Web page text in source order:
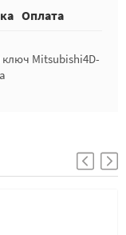
Оплата
Mitsubishi4D-